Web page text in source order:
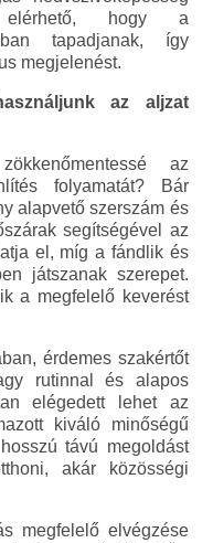
elérhető, hogy a
tapadjanak, így
megjelenést.
az aljzat
az
folyamatát? Bár
alapvető szerszám és
segítségével az
el, míg a fándlik és
játszanak szerepet.
a megfelelő keverést
érdemes szakértőt
rutinnal és alapos
elégedett lehet az
kiváló minőségű
távú megoldást
akár közösségi
megfelelő elvégzése